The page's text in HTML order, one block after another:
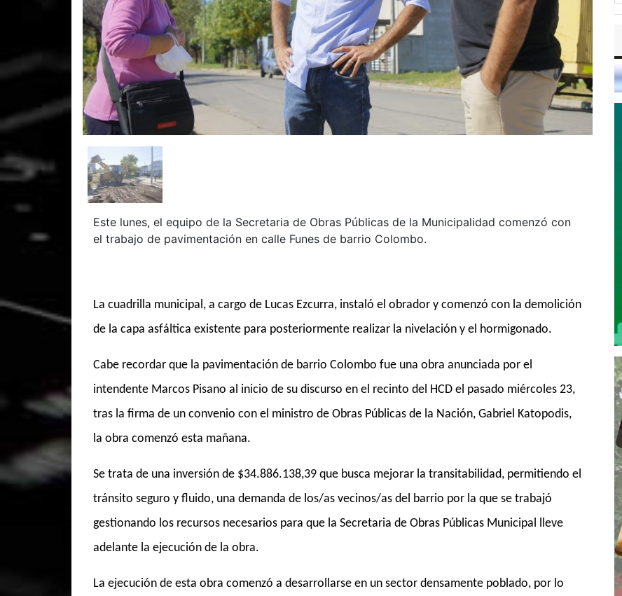
Este lunes, el equipo de la Secretaria de Obras Públicas de la Municipalidad comenzó con
el trabajo de pavimentación en calle Funes de barrio Colombo.
La cuadrilla municipal, a cargo de Lucas Ezcurra, instaló el obrador y comenzó con la demolición
de la capa asfáltica existente para posteriormente realizar la nivelación y el hormigonado.
Cabe recordar que la pavimentación de barrio Colombo fue una obra anunciada por el
intendente Marcos Pisano al inicio de su discurso en el recinto del HCD el pasado miércoles 23,
tras la firma de un convenio con el ministro de Obras Públicas de la Nación, Gabriel Katopodis,
la obra comenzó esta mañana.
Se trata de una inversión de $34.886.138,39 que busca mejorar la transitabilidad, permitiendo el
tránsito seguro y fluido, una demanda de los/as vecinos/as del barrio por la que se trabajó
gestionando los recursos necesarios para que la Secretaria de Obras Públicas Municipal lleve
adelante la ejecución de la obra.
La ejecución de esta obra comenzó a desarrollarse en un sector densamente poblado, por lo